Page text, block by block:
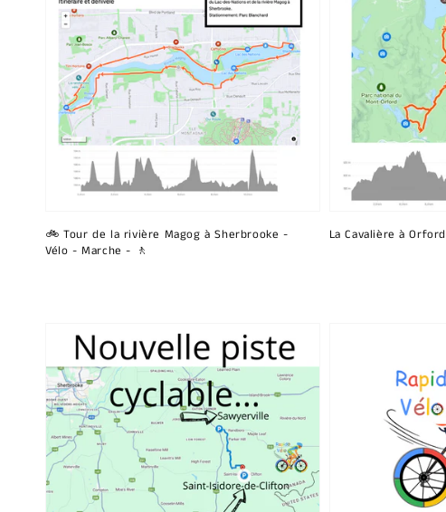
🚲 Tour de la rivière Magog à Sherbrooke -
Vélo - Marche - 🚶
La Cavalière à Orford